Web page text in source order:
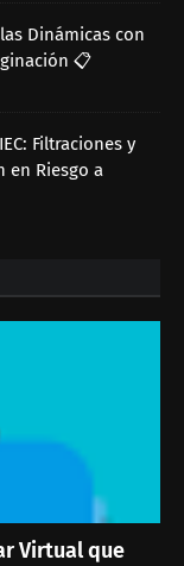
Dinámicas con
📋
Filtraciones y
en Riesgo a
Virtual que